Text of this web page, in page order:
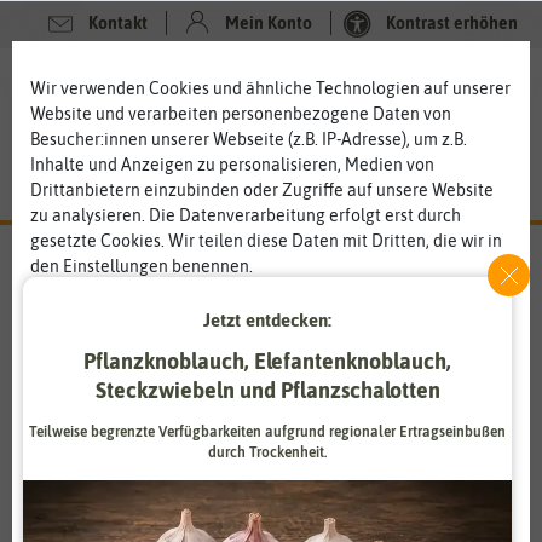
Kontakt Mein Konto Kontrast erhöhen
GrowMax Water
Für beste Wasserqualität
Du willst für deine Pflanzen nur das Beste, also auch das
beste Wasser.GrowMax Water Europe hilft dir dabei. Das
seit 2014 Wasseraufbereitungssysteme
Heimanzuchther. Über die Jahre hat sich GrowMax etabliert
und gehört heute zu den führenden Herstellern in der
Wir verwenden Cookies und ähnliche Technologien auf unserer
Website und verarbeiten personenbezogene Daten von
Besucher:innen unserer Webseite (z.B. IP-Adresse), um z.B.
Inhalte und Anzeigen zu personalisieren, Medien von
Drittanbietern einzubinden oder Zugriffe auf unsere Website
zu analysieren. Die Datenverarbeitung erfolgt erst durch
gesetzte Cookies. Wir teilen diese Daten mit Dritten, die wir in
den Einstellungen benennen.
eines berechtigten Interesses erfolgen. Die Zustimmung kann
einzuwilligen und die Einwilligung zu einem späteren
Zeitpunkt zu ändern oder zu widerrufen. Weitere
den Diensten erklären wir in unserer
Daten­schutz­erklärung
Essenziell Statistik
Jetzt entdecken:
Pflanzknoblauch, Elefantenknoblauch,
Steckzwiebeln und Pflanzschalotten
Teilweise begrenzte Verfügbarkeiten aufgrund regionaler Ertragseinbußen
durch Trockenheit.